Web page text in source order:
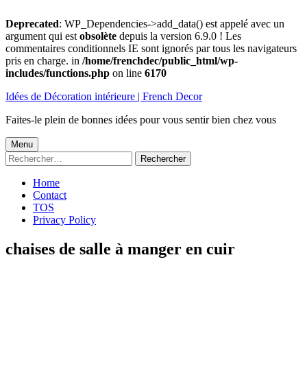
Deprecated: WP_Dependencies->add_data() est appelé avec un
argument qui est obsolète depuis la version 6.9.0 ! Les
commentaires conditionnels IE sont ignorés par tous les navigateurs
pris en charge. in /home/frenchdec/public_html/wp-
includes/functions.php on line 6170
au
Idées de Décoration intérieure | French Decor
Faites-le plein de bonnes idées pour vous sentir bien chez vous
Menu
principal
Menu
Rechercher :
Home
Contact
TOS
Privacy Policy
chaises de salle à manger en cuir